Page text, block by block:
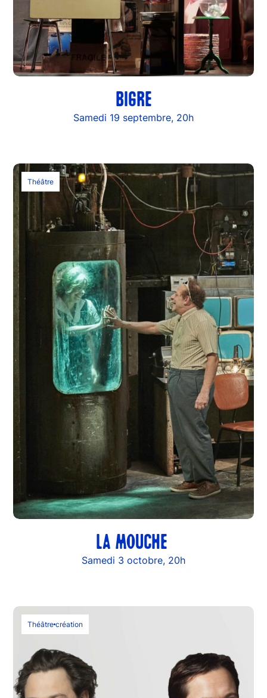
BIGRE
Samedi 19 septembre, 20h
Théâtre
LA MOUCHE
Samedi 3 octobre, 20h
Théâtre création